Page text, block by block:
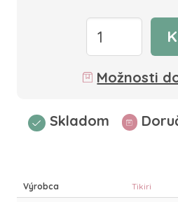
Možnosti
Skladom
Výrobca Tikiri